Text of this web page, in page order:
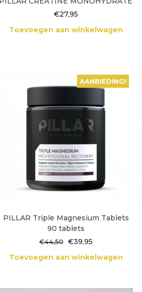
€27,95
Toevoegen aan winkelwagen
AANBIEDING!
PILLAR Triple Magnesium Tablets
90 tablets
€44,50
Oorspronkelijke
prijs
was:
€39,95Huidige
is:
Toevoegen aan winkelwagen